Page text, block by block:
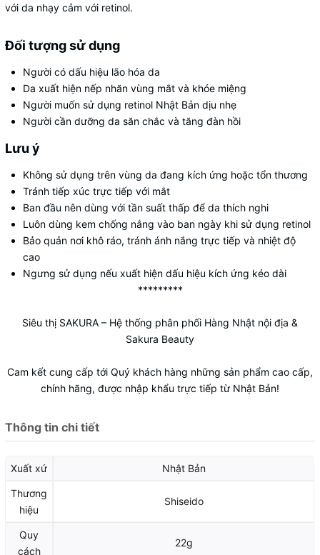
với da nhạy cảm với retinol.
Đối tượng sử dụng
Người có dấu hiệu lão hóa da
Da xuất hiện nếp nhăn vùng mắt và khóe miệng
Người muốn sử dụng retinol Nhật Bản dịu nhẹ
Người cần dưỡng da săn chắc và tăng đàn hồi
Lưu ý
Không sử dụng trên vùng da đang kích ứng hoặc tổn thương
Tránh tiếp xúc trực tiếp với mắt
Ban đầu nên dùng với tần suất thấp để da thích nghi
Luôn dùng kem chống nắng vào ban ngày khi sử dụng retinol
Bảo quản nơi khô ráo, tránh ánh nắng trực tiếp và nhiệt độ
cao
Ngưng sử dụng nếu xuất hiện dấu hiệu kích ứng kéo dài
*********
Siêu thị SAKURA – Hệ thống phân phối Hàng Nhật nội địa &
Sakura Beauty
Cam kết cung cấp tới Quý khách hàng những sản phẩm cao cấp,
chính hãng, được nhập khẩu trực tiếp từ Nhật Bản!
Thông tin chi tiết
Xuất xứ Nhật Bản
Thương
hiệu
Shiseido
Quy
cách
22g